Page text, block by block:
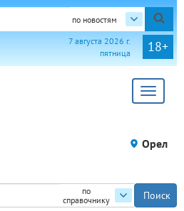
по новостям
18+
7 августа 2026 г.
пятница
Toggle
Орел
по
справочнику